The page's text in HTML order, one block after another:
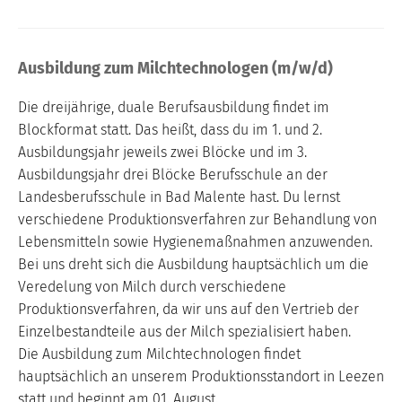
Ausbildung zum Milchtechnologen (m/w/d)
Die dreijährige, duale Berufsausbildung findet im
Blockformat statt. Das heißt, dass du im 1. und 2.
Ausbildungsjahr jeweils zwei Blöcke und im 3.
Ausbildungsjahr drei Blöcke Berufsschule an der
Landesberufsschule in Bad Malente hast. Du lernst
verschiedene Produktionsverfahren zur Behandlung von
Lebensmitteln sowie Hygienemaßnahmen anzuwenden.
Bei uns dreht sich die Ausbildung hauptsächlich um die
Veredelung von Milch durch verschiedene
Produktionsverfahren, da wir uns auf den Vertrieb der
Einzelbestandteile aus der Milch spezialisiert haben.
Die Ausbildung zum Milchtechnologen findet
hauptsächlich an unserem Produktionsstandort in Leezen